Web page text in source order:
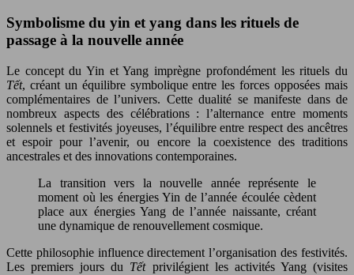
Symbolisme du yin et yang dans les rituels de
passage à la nouvelle année
Le concept du Yin et Yang imprègne profondément les rituels du
Tết, créant un équilibre symbolique entre les forces opposées mais
complémentaires de l’univers. Cette dualité se manifeste dans de
nombreux aspects des célébrations : l’alternance entre moments
solennels et festivités joyeuses, l’équilibre entre respect des ancêtres
et espoir pour l’avenir, ou encore la coexistence des traditions
ancestrales et des innovations contemporaines.
La transition vers la nouvelle année représente le
moment où les énergies Yin de l’année écoulée cèdent
place aux énergies Yang de l’année naissante, créant
une dynamique de renouvellement cosmique.
Cette philosophie influence directement l’organisation des festivités.
Les premiers jours du Tếtprivilégient les activités Yang (visites